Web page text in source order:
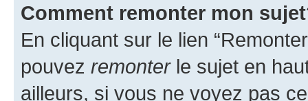
Comment remonter mon
En cliquant sur le lien
pouvez remonterle sujet en
ailleurs, si vous ne voyez pas